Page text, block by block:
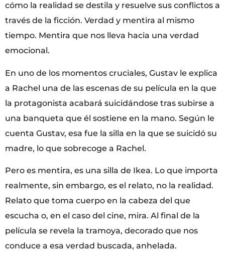
cómo la realidad se destila y resuelve sus conflictos a
través de la ficción. Verdad y mentira al mismo
tiempo. Mentira que nos lleva hacia una verdad
emocional.
En uno de los momentos cruciales, Gustav le explica
a Rachel una de las escenas de su película en la que
la protagonista acabará suicidándose tras subirse a
una banqueta que él sostiene en la mano. Según le
cuenta Gustav, esa fue la silla en la que se suicidó su
madre, lo que sobrecoge a Rachel.
Pero es mentira, es una silla de Ikea. Lo que importa
realmente, sin embargo, es el relato, no la realidad.
Relato que toma cuerpo en la cabeza del que
escucha o, en el caso del cine, mira. Al final de la
película se revela la tramoya, decorado que nos
conduce a esa verdad buscada, anhelada.